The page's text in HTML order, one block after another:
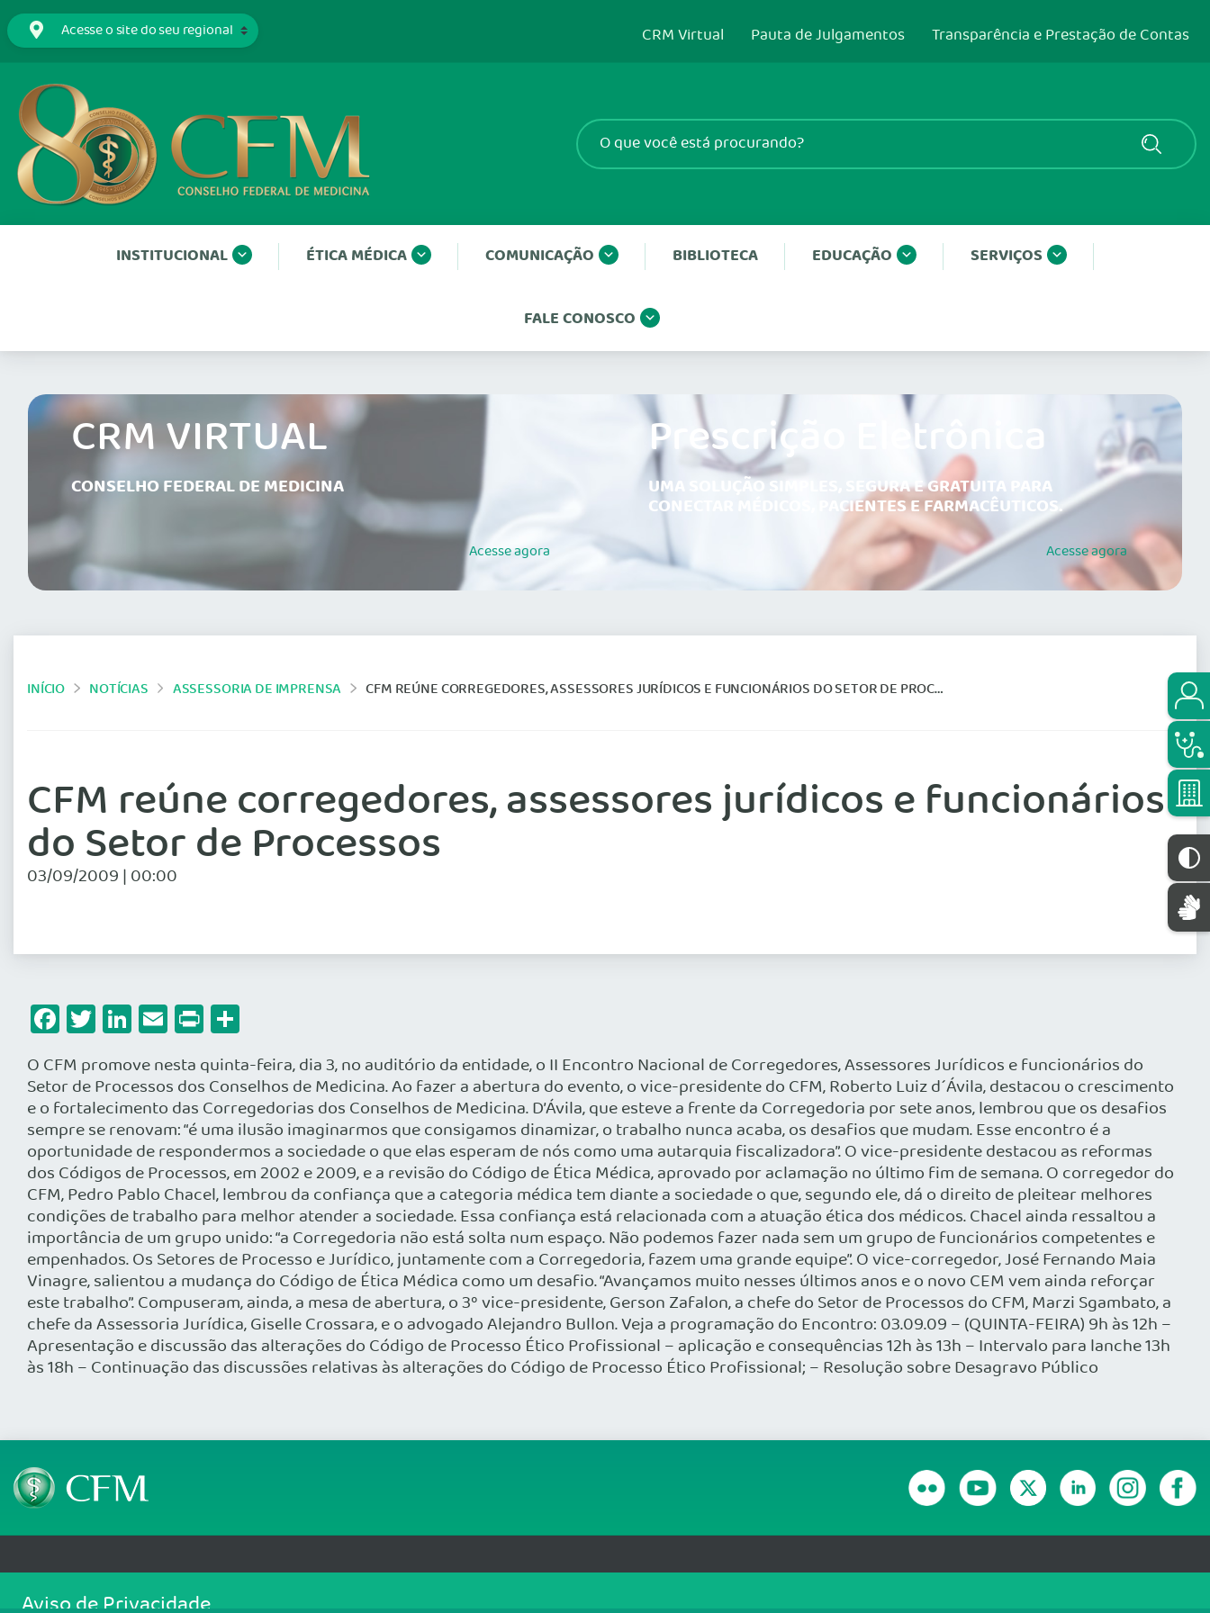
CRM Virtual Pauta de Julgamentos Transparência e Prestação de Contas
INSTITUCIONAL ÉTICA MÉDICA COMUNICAÇÃO BIBLIOTECA EDUCAÇÃO SERVIÇOS
FALE CONOSCO
CRM VIRTUAL
CONSELHO FEDERAL DE MEDICINA
Acesseagora
Prescrição Eletrônica
UMA SOLUÇÃO SIMPLES, SEGURA E GRATUITA PARA
CONECTAR MÉDICOS, PACIENTES E FARMACÊUTICOS.
Acesseagora
INÍCIO NOTÍCIAS ASSESSORIA DE IMPRENSA CFM REÚNE CORREGEDORES, ASSESSORES JURÍDICOS E FUNCIONÁRIOS DO SETOR DE PROCESSOS
CFM reúne corregedores, assessores jurídicos e funcionários
do Setor de Processos
03/09/2009 | 00:00
Facebook
Twitter
LinkedIn
Email
Print
O CFM promove nesta quinta-feira, dia 3, no auditório da entidade, o II Encontro Nacional de Corregedores, Assessores Jurídicos e funcionários do
Setor de Processos dos Conselhos de Medicina. Ao fazer a abertura do evento, o vice-presidente do CFM, Roberto Luiz d´Ávila, destacou o crescimento
e o fortalecimento das Corregedorias dos Conselhos de Medicina. D’Ávila, que esteve a frente da Corregedoria por sete anos, lembrou que os desafios
sempre se renovam: “é uma ilusão imaginarmos que consigamos dinamizar, o trabalho nunca acaba, os desafios que mudam. Esse encontro é a
oportunidade de respondermos a sociedade o que elas esperam de nós como uma autarquia fiscalizadora”. O vice-presidente destacou as reformas
dos Códigos de Processos, em 2002 e 2009, e a revisão do Código de Ética Médica, aprovado por aclamação no último fim de semana. O corregedor do
CFM, Pedro Pablo Chacel, lembrou da confiança que a categoria médica tem diante a sociedade o que, segundo ele, dá o direito de pleitear melhores
condições de trabalho para melhor atender a sociedade. Essa confiança está relacionada com a atuação ética dos médicos. Chacel ainda ressaltou a
importância de um grupo unido: “a Corregedoria não está solta num espaço. Não podemos fazer nada sem um grupo de funcionários competentes e
empenhados. Os Setores de Processo e Jurídico, juntamente com a Corregedoria, fazem uma grande equipe”. O vice-corregedor, José Fernando Maia
Vinagre, salientou a mudança do Código de Ética Médica como um desafio. “Avançamos muito nesses últimos anos e o novo CEM vem ainda reforçar
este trabalho”. Compuseram, ainda, a mesa de abertura, o 3º vice-presidente, Gerson Zafalon, a chefe do Setor de Processos do CFM, Marzi Sgambato, a
chefe da Assessoria Jurídica, Giselle Crossara, e o advogado Alejandro Bullon. Veja a programação do Encontro: 03.09.09 – (QUINTA-FEIRA) 9h às 12h –
Apresentação e discussão das alterações do Código de Processo Ético Profissional – aplicação e consequências 12h às 13h – Intervalo para lanche 13h
às 18h – Continuação das discussões relativas às alterações do Código de Processo Ético Profissional; – Resolução sobre Desagravo Público
SGAS 616, Conjunto D, Lote 115, L2 Sul, Brasília/DF - CEP: 70200-760 - CNPJ: 33.583.550/0001-30
Aviso de Privacidade